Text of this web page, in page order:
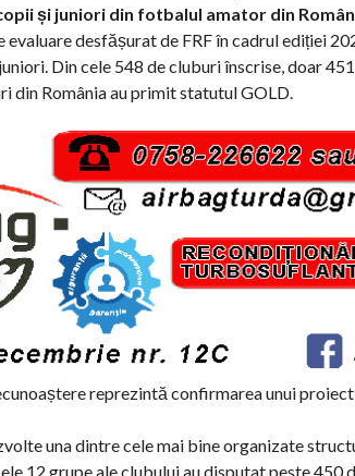
și juniori din fotbalul amator din
evaluare desfășurat de FRF în cadrul ediției
Din cele 548 de cluburi înscrise, doar
din România au primit statutul GOLD.
reprezintă confirmarea unui
una dintre cele mai bine organizate
12 grupe ale clubului au disputat peste 450